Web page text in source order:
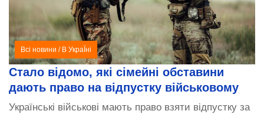
Всі новини / В УкраЇні
Стало відомо, які сімейні обставини
дають право на відпустку військовому
Українські військові мають право взяти відпустку за